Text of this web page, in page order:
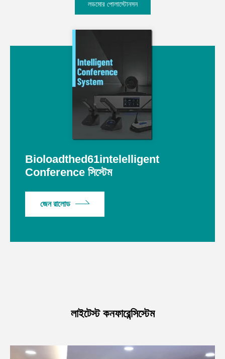
লডমোর পোলাস্টোনসন
Bioloadthed61intelelligent
Conference সিস্টেম
জেন রালোড
লাইটেস্ট কনফারেন্সিস্টেম